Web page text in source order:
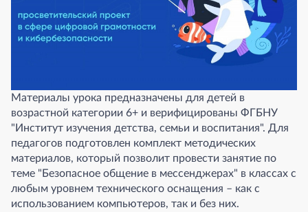
Материалы урока предназначены для детей в
возрастной категории 6+ и верифицированы ФГБНУ
"Институт изучения детства, семьи и воспитания". Для
педагогов подготовлен комплект методических
материалов, который позволит провести занятие по
теме "Безопасное общение в мессенджерах" в классах с
любым уровнем технического оснащения – как с
использованием компьютеров, так и без них.